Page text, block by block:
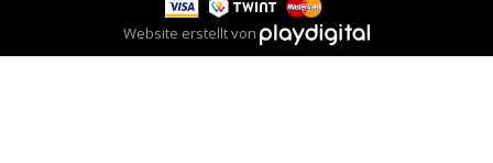
Website erstellt von